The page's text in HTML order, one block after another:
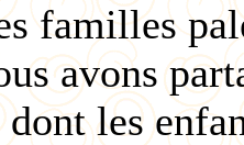
familles
avons
les